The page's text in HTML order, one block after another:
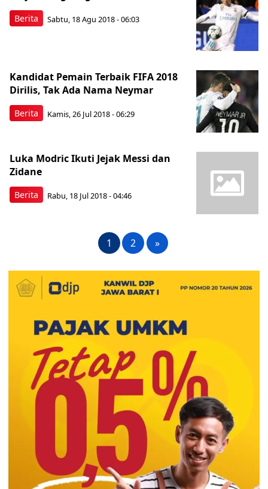
Berita Sabtu, 18 Agu 2018 - 06:03
Berita
Kandidat Pemain Terbaik FIFA 2018
Dirilis, Tak Ada Nama Neymar
Kamis, 26 Jul 2018 - 06:29
Berita
Luka Modric Ikuti Jejak Messi dan
Zidane
Rabu, 18 Jul 2018 - 04:46
1 2 »